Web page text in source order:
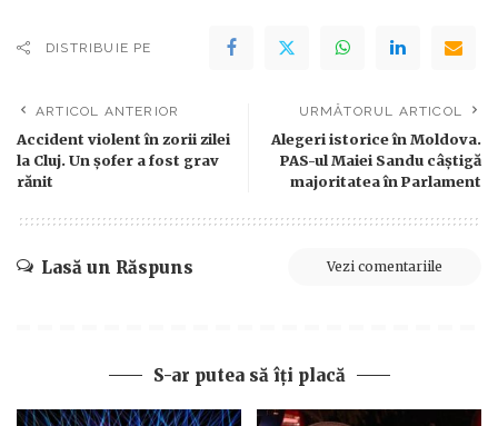
DISTRIBUIE PE
ARTICOL ANTERIOR
Accident violent în zorii zilei
la Cluj. Un șofer a fost grav
rănit
URMĂTORUL ARTICOL
Alegeri istorice în Moldova.
PAS-ul Maiei Sandu câștigă
majoritatea în Parlament
Lasă un Răspuns Vezi comentariile
S-ar putea să îți placă